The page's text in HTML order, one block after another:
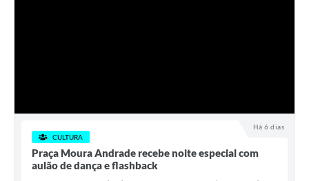
Há 6 dias
CULTURA
Praça Moura Andrade recebe noite especial com
aulão de dança e flashback